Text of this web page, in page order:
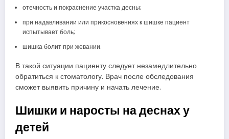
отечность и покраснение участка десны;
при надавливании или прикосновениях к шишке пациент
испытывает боль;
шишка болит при жевании.
В такой ситуации пациенту следует незамедлительно
обратиться к стоматологу. Врач после обследования
сможет выявить причину и начать лечение.
Шишки и наросты на деснах у
детей